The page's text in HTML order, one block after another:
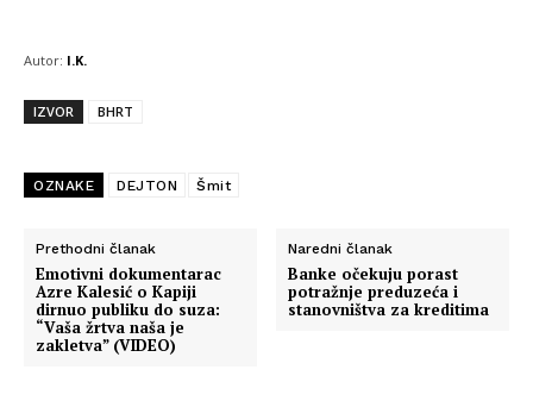
Autor: I.K.
IZVOR BHRT
OZNAKE DEJTON Šmit
Prethodni članak
Emotivni dokumentarac
Azre Kalesić o Kapiji
dirnuo publiku do suza:
“Vaša žrtva naša je
zakletva” (VIDEO)
Naredni članak
Banke očekuju porast
potražnje preduzeća i
stanovništva za kreditima